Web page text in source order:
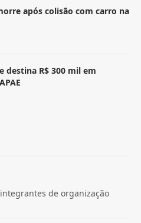
após colisão com carro na
destina R$ 300 mil em
de organização